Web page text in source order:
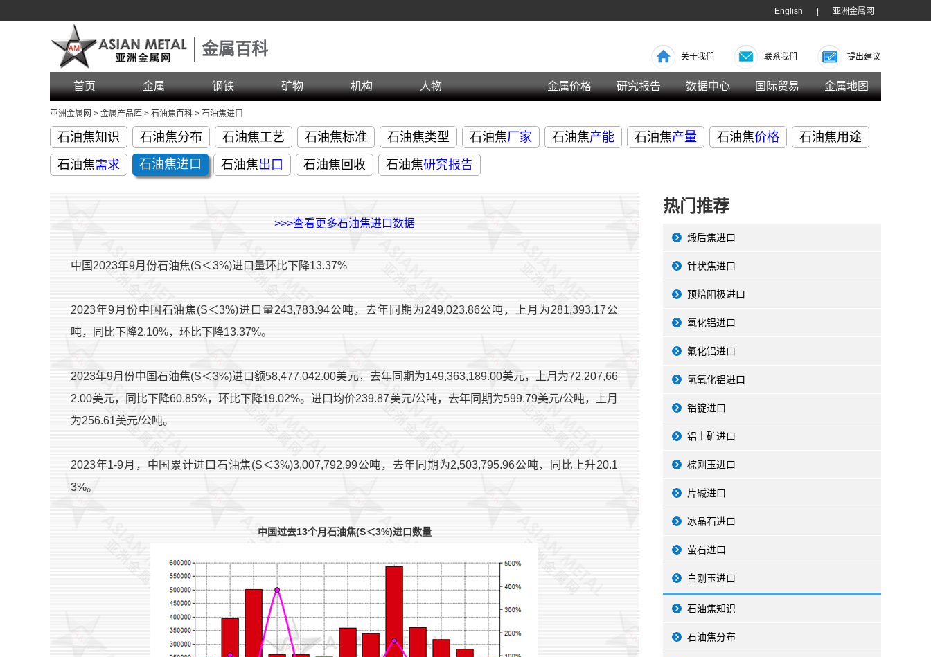
亚洲金属网
English
金属百科 关于我们 联系我们 提出建议
首页 金属 钢铁 矿物 机构 人物 金属价格 研究报告 数据中心 国际贸易 金属地图
亚洲金属网 > 金属产品库 > 石油焦百科 > 石油焦进口
石油焦知识 石油焦分布 石油焦工艺 石油焦标准 石油焦类型 石油焦厂家 石油焦产能 石油焦产量 石油焦价格
石油焦用途
石油焦需求 石油焦进口 石油焦出口 石油焦回收 石油焦研究报告
>>>查看更多石油焦进口数据
中国2023年9月份石油焦(S＜3%)进口量环比下降13.37%
2023年9月份中国石油焦(S＜3%)进口量243,783.94公吨，去年同期为249,023.86公吨，上月为281,393.17公
吨，同比下降2.10%，环比下降13.37%。
2023年9月份中国石油焦(S＜3%)进口额58,477,042.00美元，去年同期为149,363,189.00美元，上月为72,207,66
2.00美元，同比下降60.85%，环比下降19.02%。进口均价239.87美元/公吨，去年同期为599.79美元/公吨，上月
为256.61美元/公吨。
2023年1-9月，中国累计进口石油焦(S＜3%)3,007,792.99公吨，去年同期为2,503,795.96公吨，同比上升20.1
3%。
中国过去13个月石油焦(S＜3%)进口数量
热门推荐
煅后焦进口
针状焦进口
预焙阳极进口
氧化铝进口
氟化铝进口
氢氧化铝进口
铝锭进口
铝土矿进口
棕刚玉进口
片碱进口
冰晶石进口
萤石进口
白刚玉进口
石油焦知识
石油焦分布